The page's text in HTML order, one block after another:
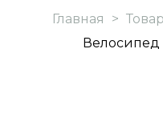
Главная >
Велосипед